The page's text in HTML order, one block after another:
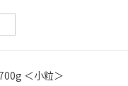
700g ＜小粒＞